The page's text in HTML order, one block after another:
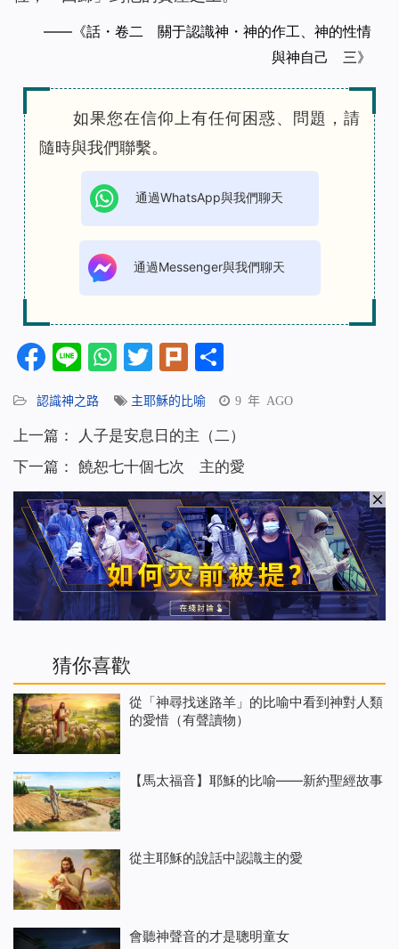
——《話・卷二 關于認識神・神的作工、神的性情
與神自己 三》
如果您在信仰上有任何困惑、問題，請
隨時與我們聯繫。
通過WhatsApp與我們聊天
通過Messenger與我們聊天
Facebook
LineWhatsApp
Twitter
Plurk
享
認識神之路 主耶穌的比喻 9 年 AGO
上一篇：
人子是安息日的主（二）
下一篇： 饒恕七十個七次 主的愛
猜你喜歡
從「神尋找迷路羊」的比喻中看到神對人類
的愛惜（有聲讀物）
【馬太福音】耶穌的比喻——新約聖經故事
從主耶穌的說話中認識主的愛
會聽神聲音的才是聰明童女